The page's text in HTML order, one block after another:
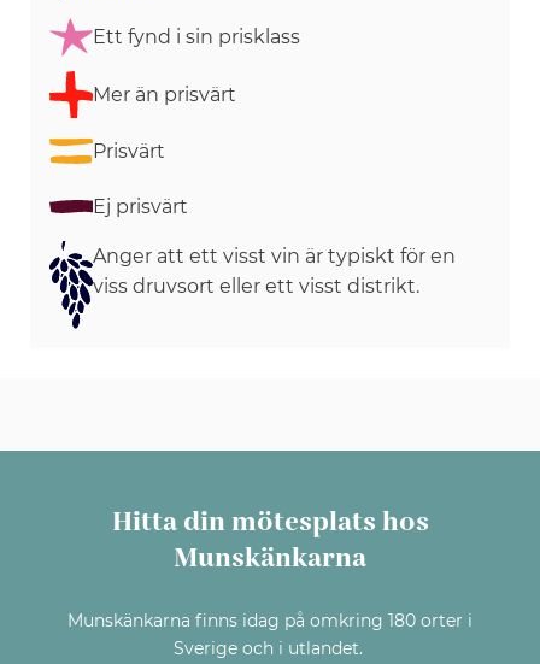
Ett fynd i sin prisklass
Mer än prisvärt
Prisvärt
Ej prisvärt
Anger att ett visst vin är typiskt för en
viss druvsort eller ett visst distrikt.
Hitta din mötesplats hos
Munskänkarna
Munskänkarna finns idag på omkring 180 orter i
Sverige och i utlandet.